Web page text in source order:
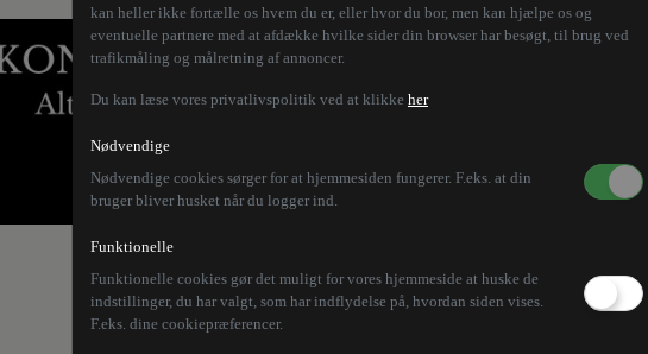
kan heller ikke fortælle os hvem du er, eller hvor du bor, men kan hjælpe os og
eventuelle partnere med at afdække hvilke sider din browser har besøgt, til brug ved
trafikmåling og målretning af annoncer.
Du kan læse vores privatlivspolitik ved at klikke her
Nødvendige
Nødvendige cookies sørger for at hjemmesiden fungerer. F.eks. at din
bruger bliver husket når du logger ind.
Funktionelle
Funktionelle cookies gør det muligt for vores hjemmeside at huske de
indstillinger, du har valgt, som har indflydelse på, hvordan siden vises.
F.eks. dine cookiepræferencer.
Store Danskere